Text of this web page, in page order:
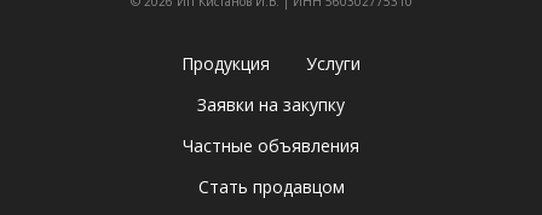
Продукция
Услуги
Заявки на закупку
Частные объявления
Стать продавцом